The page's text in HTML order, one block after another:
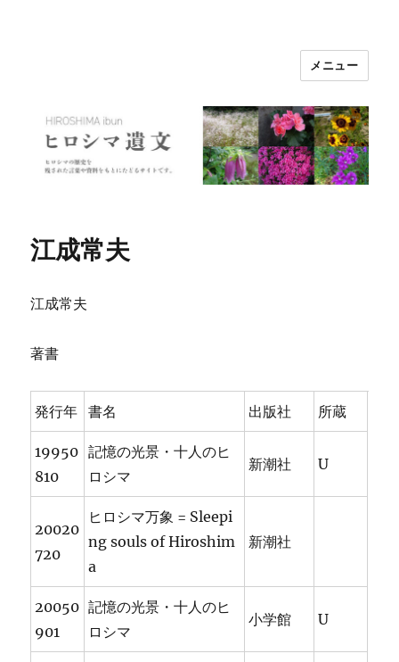
メニュー
江成常夫
江成常夫
著書
発行年 書名 出版社 所蔵
19950
810
記憶の光景・十人のヒ
ロシマ
新潮社 U
20020
720
ヒロシマ万象 = Sleepi
ng souls of Hiroshim
a
新潮社
20050
901
記憶の光景・十人のヒ
ロシマ
小学館 U